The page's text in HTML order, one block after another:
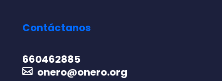
Contáctanos
660462885
onero@onero.org